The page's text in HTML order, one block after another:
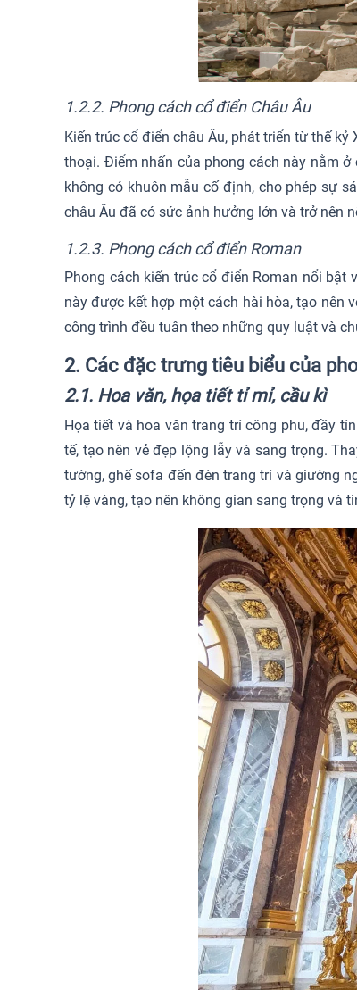
1.2.2. Phong cách cổ điển Châu Âu
Kiến trúc cổ điển châu Âu, phát triển từ thế
thoại. Điểm nhấn của phong cách này nằm
không có khuôn mẫu cố định, cho phép sự
châu Âu đã có sức ảnh hưởng lớn và trở nên
1.2.3. Phong cách cổ điển Roman
Phong cách kiến trúc cổ điển Roman nổi
này được kết hợp một cách hài hòa, tạo nên
công trình đều tuân theo những quy luật và
2. Các đặc trưng tiêu biểu của
2.1. Hoa văn, họa tiết tỉ mỉ, cầu kì
Họa tiết và hoa văn trang trí công phu, đầy
tế, tạo nên vẻ đẹp lộng lẫy và sang trọng.
tường, ghế sofa đến đèn trang trí và giường
tỷ lệ vàng, tạo nên không gian sang trọng và